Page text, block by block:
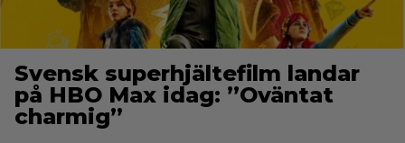
Svensk superhjältefilm landar
på HBO Max idag: ”Oväntat
charmig”